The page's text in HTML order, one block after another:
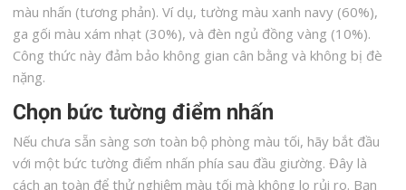
màu nhấn (tương phản). Ví dụ, tường màu xanh navy (60%),
ga gối màu xám nhạt (30%), và đèn ngủ đồng vàng (10%).
Công thức này đảm bảo không gian cân bằng và không bị đè
nặng.
Chọn bức tường điểm nhấn
Nếu chưa sẵn sàng sơn toàn bộ phòng màu tối, hãy bắt đầu
với một bức tường điểm nhấn phía sau đầu giường. Đây là
cách an toàn để thử nghiệm màu tối mà không lo rủi ro. Bạn